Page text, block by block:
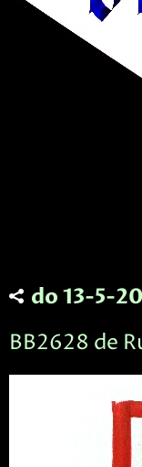
do 13-5-
BB2628 de